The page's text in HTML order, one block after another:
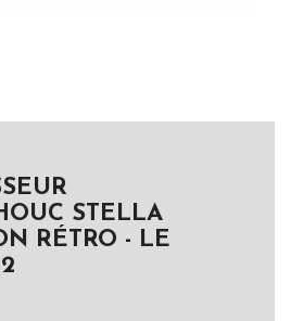
STELLA
RÉTRO - LE